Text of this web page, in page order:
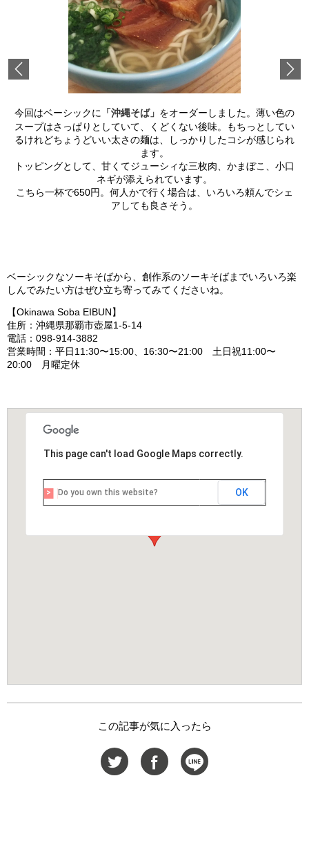
Previous
今回はベーシックに 「沖縄そば」 をオーダーしました。薄い色の
スープはさっぱりとしていて、くどくない後味。もちっとしてい
るけれどちょうどいい太さの麺は、しっかりしたコシが感じられ
ます。
トッピングとして、甘くてジューシィな三枚肉、かまぼこ、小口
ネギが添えられています。
こちら一杯で650円。何人かで行く場合は、いろいろ頼んでシェ
アしても良さそう。
ベーシックなソーキそばから、創作系のソーキそばまでいろいろ楽
しんでみたい方はぜひ立ち寄ってみてくださいね。
【Okinawa Soba EIBUN】
住所：沖縄県那覇市壺屋1-5-14
電話：098-914-3882
営業時間：平日11:30〜15:00、16:30〜21:00 土日祝11:00〜
20:00 月曜定休
This page can't load Google Maps correctly.
Do you own this website? OK
この記事が気に入ったら